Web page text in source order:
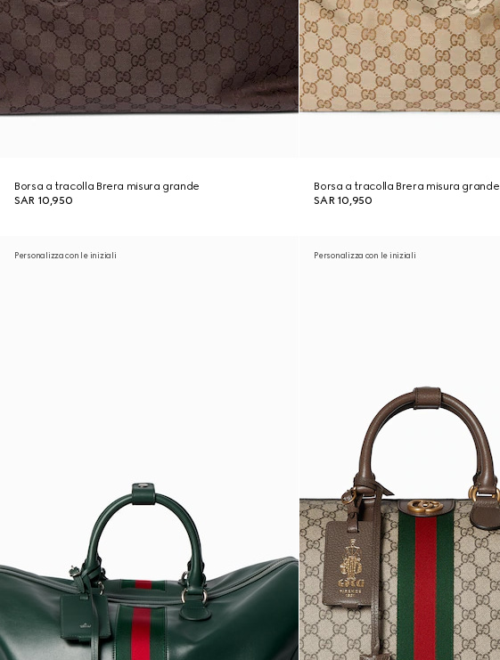
Borsa a tracolla Brera misura grande
SAR 10,950
Borsa a tracolla Brera misura grande
SAR 10,950
Personalizza con le iniziali Personalizza con le iniziali